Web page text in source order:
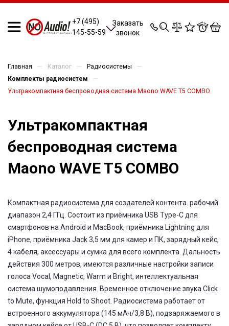
+7 (495)
145-55-59
Заказать
звонок
0 0 0 0
Главная — Каталог — Радиосистемы —
Комплекты радиосистем —
Ультракомпактная беспроводная система Maono WAVE T5 COMBO
Ультракомпактная
беспроводная система
Maono WAVE T5 COMBO
Компактная радиосистема для создателей контента. рабочий
диапазон 2,4 ГГц. Состоит из приёмника USB Type-C для
смартфонов на Andrоid и MacBook, приёмника Lightning для
iPhone, приёмника Jack 3,5 мм для камер и ПК, зарядный кейс,
4 кабеля, аксессуары и сумка для всего комплекта. Дальность
действия 300 метров, имеются различные настройки записи
голоса Vocal, Magnetic, Warm и Bright, интеллектуальная
система шумоподавления. Временное отключение звука Click
to Mute, функция Hold to Shoot. Радиосистема работает от
встроенного аккумулятора (145 мАч/3,8 В), подзаряжаемого в